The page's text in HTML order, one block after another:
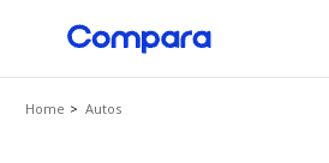
Home Autos